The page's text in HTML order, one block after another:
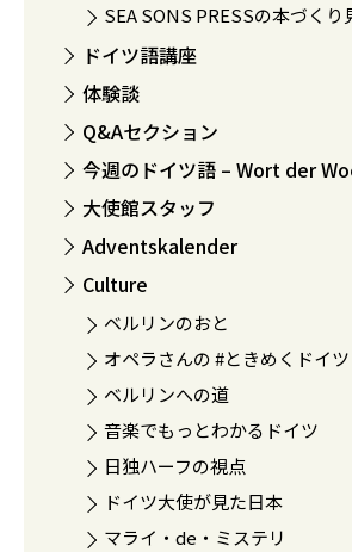
SEA SONS PRESSの本づくり
ドイツ語講座
体験談
Q&Aセクション
今週のドイツ語 – Wort der
大使館スタッフ
Adventskalender
Culture
ベルリンのおと
オペラさんの #ときめくドイツ
ベルリンへの道
音楽でもっとわかるドイツ
日独ハーフの視点
ドイツ大使が見た日本
マライ・de・ミステリ